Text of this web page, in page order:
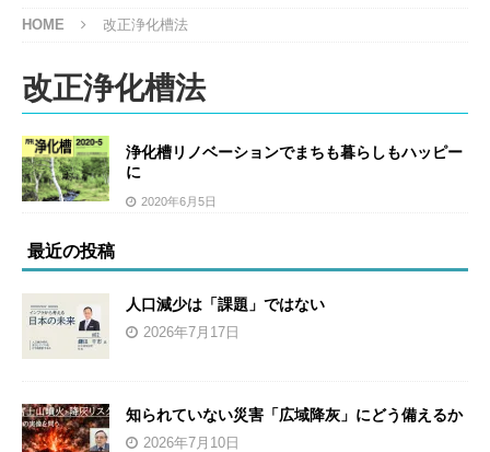
HOME 改正浄化槽法
改正浄化槽法
浄化槽リノベーションでまちも暮らしもハッピー
に
2020年6月5日
最近の投稿
人口減少は「課題」ではない
2026年7月17日
知られていない災害「広域降灰」にどう備えるか
2026年7月10日